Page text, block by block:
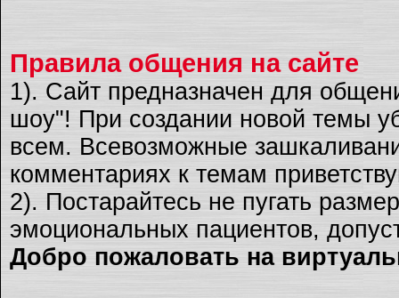
Правила общения на сайте
1). Сайт предназначен для
шоу"! При создании новой темы
всем. Всевозможные
комментариях к темам
2). Постарайтесь не пугать
эмоциональных пациентов,
Добро пожаловать на